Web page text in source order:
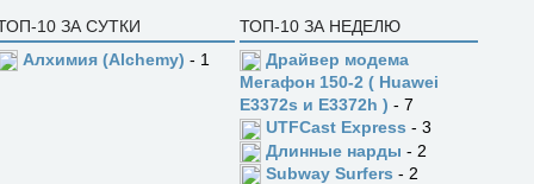
10 ЗА СУТКИ
Алхимия (Alchemy) - 1
ТОП-10 ЗА НЕДЕЛЮ
Драйвер модема
Мегафон 150-2 ( Huawei
E3372s и E3372h ) - 7
UTFCast Express - 3
Длинные нарды - 2
Subway Surfers - 2